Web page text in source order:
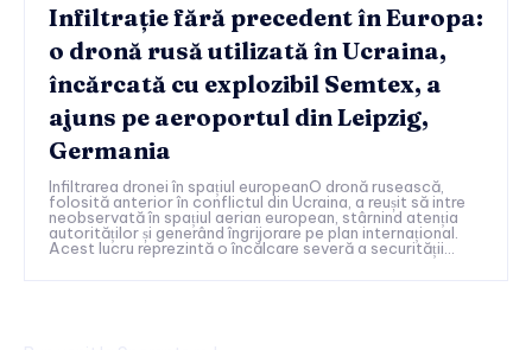
Infiltrație fără precedent în Europa:
o dronă rusă utilizată în Ucraina,
încărcată cu explozibil Semtex, a
ajuns pe aeroportul din Leipzig,
Germania
Infiltrarea dronei în spațiul europeanO dronă rusească,
folosită anterior în conflictul din Ucraina, a reușit să intre
neobservată în spațiul aerian european, stârnind atenția
autorităților și generând îngrijorare pe plan internațional.
Acest lucru reprezintă o încălcare severă a securității...